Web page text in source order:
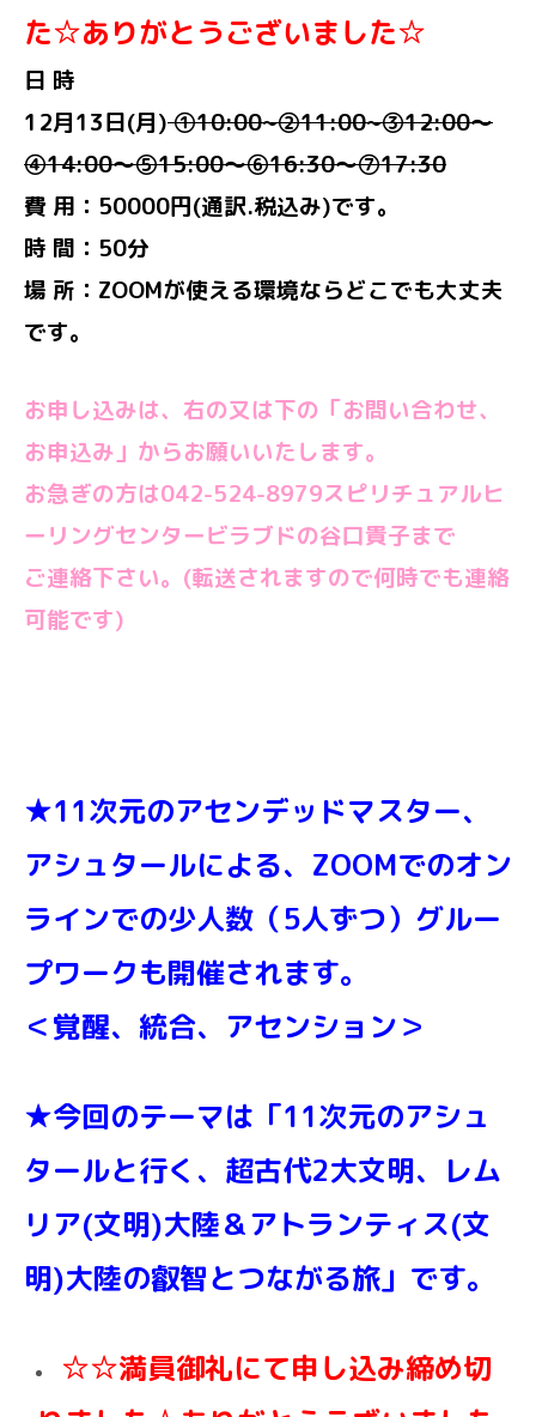
た☆ありがとうございました☆
日 時
12月13日(月) ①10:00~②11:00~③12:00～
④14:00～⑤15:00～⑥16:30～⑦17:30
費 用：50000円(通訳.税込み)です。
時 間：50分
場 所：ZOOMが使える環境ならどこでも大丈夫
です。
お申し込みは、右の又は下の「お問い合わせ、
お申込み」からお願いいたします。
お急ぎの方は042-524-8979スピリチュアルヒ
ーリングセンタービラブドの谷口貴子まで
ご連絡下さい。(転送されますので何時でも連絡
可能です)
★11次元のアセンデッドマスター、
アシュタールによる、ZOOMでのオン
ラインでの少人数（5人ずつ）グルー
プワークも開催されます。
＜覚醒、統合、アセンション＞
★今回のテーマは「11次元のアシュ
タールと行く、超古代2大文明、レム
リア(文明)大陸＆アトランティス(文
明)大陸の叡智とつながる旅」です。
☆☆満員御礼にて申し込み締め切